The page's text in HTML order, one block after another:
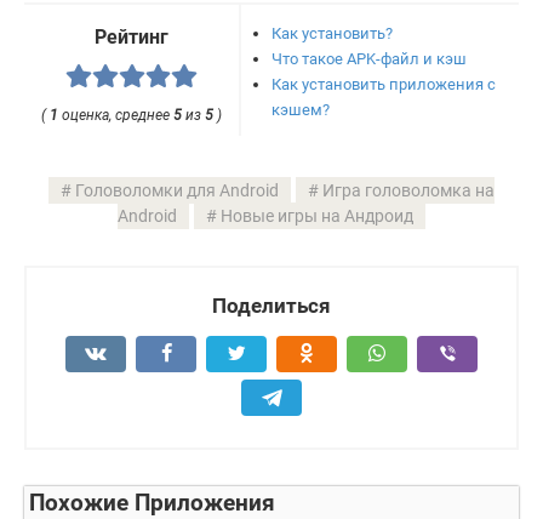
Рейтинг
( 1 оценка, среднее5 из5 )
Как установить?
Что такое APK-файл и кэш
Как установить приложения с
кэшем?
Головоломки для Android
Игра головоломка на
Android
Новые игры на Андроид
Поделиться
Похожие Приложения